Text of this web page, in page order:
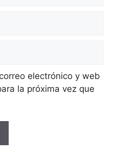
electrónico y web
la próxima vez que